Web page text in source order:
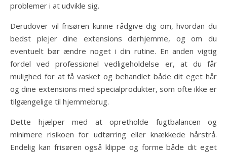
problemer i at udvikle sig.
Derudover vil frisøren kunne rådgive dig om, hvordan du
bedst plejer dine extensions derhjemme, og om du
eventuelt bør ændre noget i din rutine. En anden vigtig
fordel ved professionel vedligeholdelse er, at du får
mulighed for at få vasket og behandlet både dit eget hår
og dine extensions med specialprodukter, som ofte ikke er
tilgængelige til hjemmebrug.
Dette hjælper med at opretholde fugtbalancen og
minimere risikoen for udtørring eller knækkede hårstrå.
Endelig kan frisøren også klippe og forme både dit eget